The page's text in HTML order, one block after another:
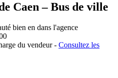
Caen – Bus de ville
du vendeur - Consultez les